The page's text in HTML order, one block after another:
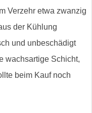
Verzehr etwa zwanzig
der Kühlung
und unbeschädigt
wachsartige Schicht,
beim Kauf noch